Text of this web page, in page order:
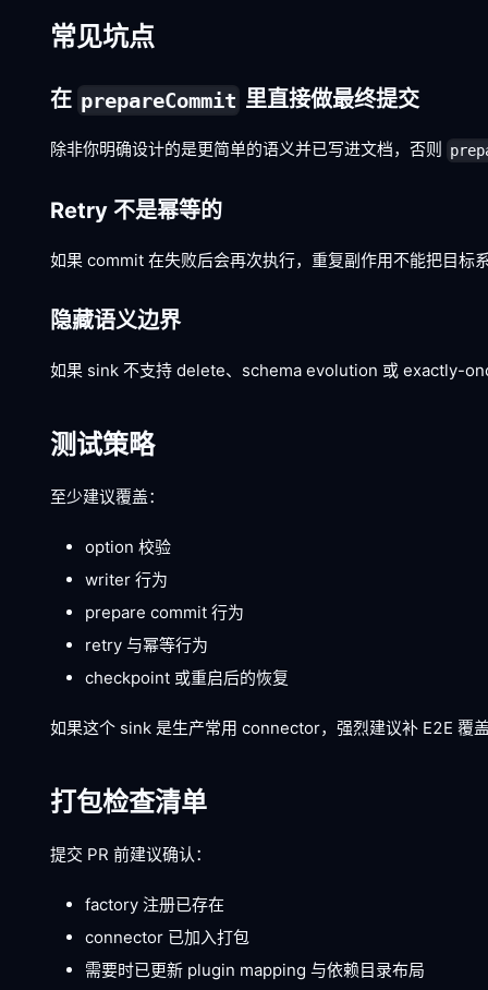
常见坑点
在 prepareCommit 里直接做最终提交
除非你明确设计的是更简单的语义并已写进文档，否则
Retry 不是幂等的
如果 commit 在失败后会再次执行，重复副作用不能把目标
隐藏语义边界
如果 sink 不支持 delete、schema evolution 或 exactly-
测试策略
至少建议覆盖：
option 校验
writer 行为
prepare commit 行为
retry 与幂等行为
checkpoint 或重启后的恢复
如果这个 sink 是生产常用 connector，强烈建议补 E2E 覆
打包检查清单
提交 PR 前建议确认：
factory 注册已存在
connector 已加入打包
需要时已更新 plugin mapping 与依赖目录布局